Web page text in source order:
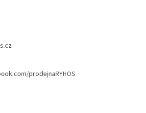
prodejnaRYHOS